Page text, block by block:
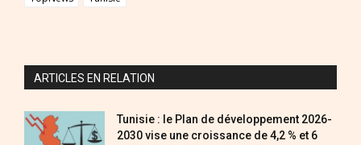
ARTICLES EN RELATION
Tunisie : le Plan de développement 2026-
2030 vise une croissance de 4,2 % et 6